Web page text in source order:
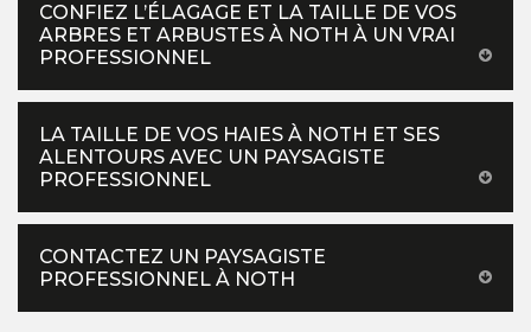
CONFIEZ L’ÉLAGAGE ET LA TAILLE DE VOS
ARBRES ET ARBUSTES À NOTH À UN VRAI
PROFESSIONNEL
LA TAILLE DE VOS HAIES À NOTH ET SES
ALENTOURS AVEC UN PAYSAGISTE
PROFESSIONNEL
CONTACTEZ UN PAYSAGISTE
PROFESSIONNEL À NOTH